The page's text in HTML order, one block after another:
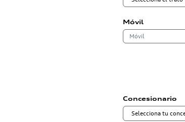
Móvil
Concesionario